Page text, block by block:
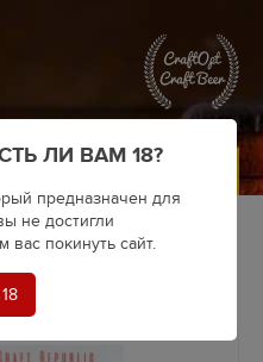
Пивоварни
ЛИ ВАМ 18?
предназначен для
не достигли
покинуть сайт.